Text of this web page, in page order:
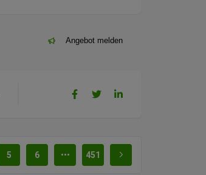
Angebot melden
5 6 451